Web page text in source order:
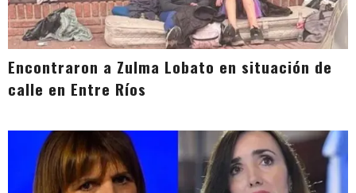
Encontraron a Zulma Lobato en situación de
calle en Entre Ríos